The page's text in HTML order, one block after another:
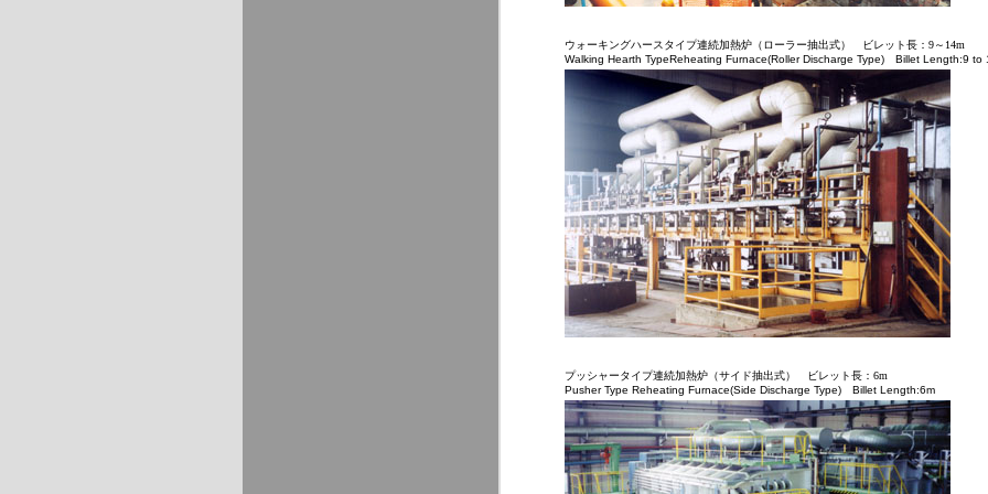
ウォーキングハースタイプ連続加熱炉（ローラー抽出式） ビレット長：9～14m
Walking Hearth TypeReheating Furnace(Roller Discharge Type) Billet Length:9 to
プッシャータイプ連続加熱炉（サイド抽出式） ビレット長：6m
Pusher Type Reheating Furnace(Side Discharge Type) Billet Length:6m